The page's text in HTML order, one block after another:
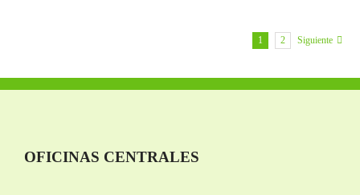
1 2 Siguiente
OFICINAS CENTRALES